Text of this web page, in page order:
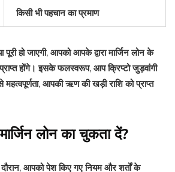
किसी भी पहचान का प्रमाण
हो जाएगी, आपको आपके द्वारा मार्जिन लोन के
प्राप्त होंगे। इसके फलस्वरूप, आप क्रिप्टो जुड़वांगी
आपकी ऋण की खड़ी राशि को प्राप्त
लोन का चुकता दें?
दौरान, आपको पेश किए गए नियम और शर्तों के